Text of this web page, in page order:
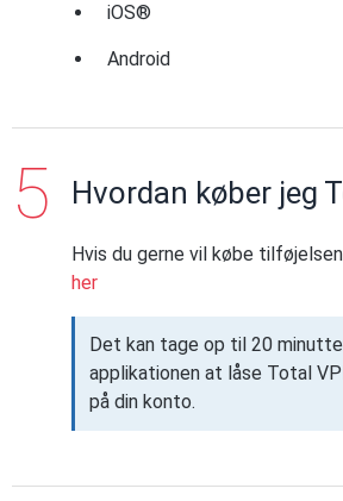
iOS®
Android
Hvordan køber jeg
Hvis du gerne vil købe
her
Det kan tage op til 20
applikationen at låse Total
på din konto.